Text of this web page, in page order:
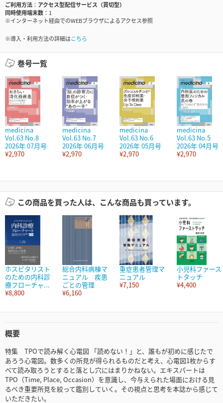
ご利用方法
アクセス型配信サービス（買切型）
同時使用端末数
1
※インターネット経由でのWEBブラウザによるアクセス参照
※導入・利用方法の詳細はこちら
巻号一覧
medicina
Vol.63 No.8
2026年 07月号
¥2,970
medicina
Vol.63 No.7
2026年 06月号
¥2,970
medicina
Vol.63 No.6
2026年 05月号
¥2,970
medicina
Vol.63 No.5
2026年 04月号
¥2,970
この商品を買った人は、こんな商品も買っています。
ホスピタリスト
のための内科診
療フローチャ...
¥8,800
総合内科病棟マ
ニュアル 疾患
ごとの管理
¥6,160
重症患者管理マ
ニュアル
¥7,150
小児科ファース
トタッチ
¥4,400
概要
特集 TPOで読み解く心電図 「読めない！」と、誰もが初めに感じたで
あろう心電図。数多くの所見が得られるものだと考え、心電図1枚からす
べて読み取ろうとすると落とし穴にはまりかねない。エキスパートは
TPO（Time, Place, Occasion）を意識し、今与えられた場面における見
るべき重要所見を絞って鑑別していく。その視点と思考を本誌から感じて
いただきたい。